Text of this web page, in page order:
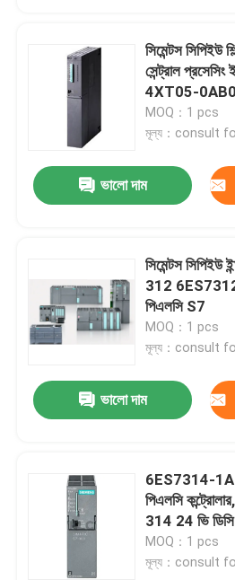
সিমেন্টস
সেন্ট্রাল
4XT05-0AB0
MOQ：1 pcs
মূল্য：consult
ভালো দাম
সিমেন্টস সিপিইউ
312
পিএলসি S7
MOQ：1 pcs
মূল্য：consult
ভালো দাম
6ES7314-
পিএলসি
314 24 ভি ডিসি
MOQ：1 pcs
মূল্য：consult